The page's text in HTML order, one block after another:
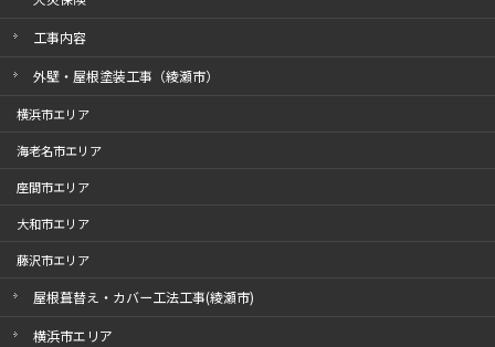
工事内容
外壁・屋根塗装工事（綾瀬市）
横浜市エリア
海老名市エリア
座間市エリア
大和市エリア
藤沢市エリア
屋根葺替え・カバー工法工事(綾瀬市)
横浜市エリア